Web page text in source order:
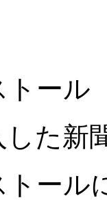
トール
した新
トール